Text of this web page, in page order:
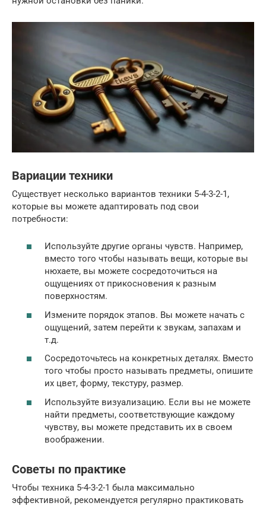
Вариации техники
Существует несколько вариантов техники 5-4-3-2-1,
которые вы можете адаптировать под свои
потребности:
Используйте другие органы чувств. Например,
вместо того чтобы называть вещи, которые вы
нюхаете, вы можете сосредоточиться на
ощущениях от прикосновения к разным
поверхностям.
Измените порядок этапов. Вы можете начать с
ощущений, затем перейти к звукам, запахам и
т.д.
Сосредоточьтесь на конкретных деталях. Вместо
того чтобы просто называть предметы, опишите
их цвет, форму, текстуру, размер.
Используйте визуализацию. Если вы не можете
найти предметы, соответствующие каждому
чувству, вы можете представить их в своем
воображении.
Советы по практике
Чтобы техника 5-4-3-2-1 была максимально
эффективной, рекомендуется регулярно практиковать